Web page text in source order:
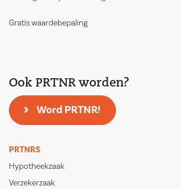
Gratis waardebepaling
Ook PRTNR worden?
Word PRTNR!
PRTNRS
Hypotheekzaak
Verzekerzaak